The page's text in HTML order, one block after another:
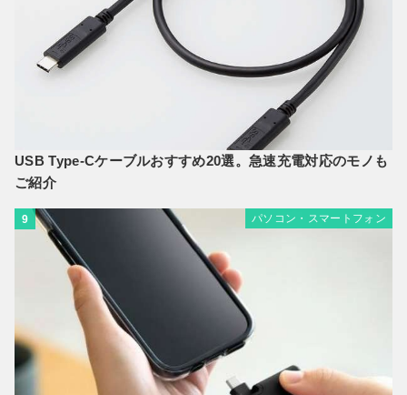
USB Type-Cケーブルおすすめ20選。急速充電対応のモノも
ご紹介
9 パソコン・スマートフォン